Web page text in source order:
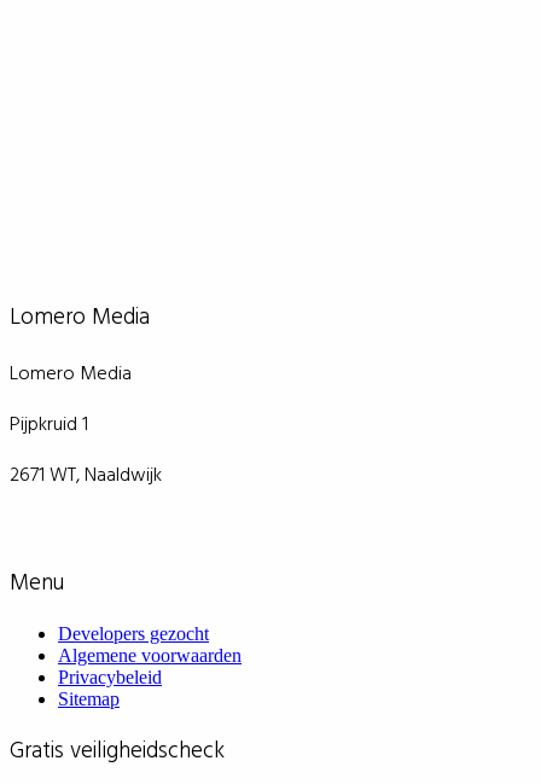
Lomero Media
Lomero Media
Pijpkruid 1
2671 WT, Naaldwijk
Menu
Developers gezocht
Algemene voorwaarden
Privacybeleid
Sitemap
Gratis veiligheidscheck